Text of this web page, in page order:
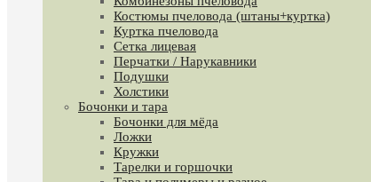
Костюмы пчеловода (штаны+куртка)
Куртка пчеловода
Сетка лицевая
Перчатки / Нарукавники
Подушки
Холстики
Бочонки и тара
Бочонки для мёда
Ложки
Кружки
Тарелки и горшочки